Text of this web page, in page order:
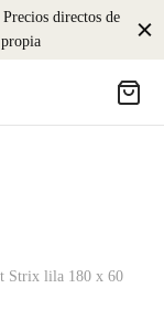
directos de
Strix lila 180 x 60